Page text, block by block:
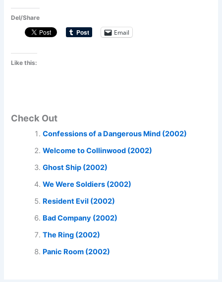
Del/Share
Email
Like this:
Check Out
Confessions of a Dangerous Mind (2002)
Welcome to Collinwood (2002)
Ghost Ship (2002)
We Were Soldiers (2002)
Resident Evil (2002)
Bad Company (2002)
The Ring (2002)
Panic Room (2002)